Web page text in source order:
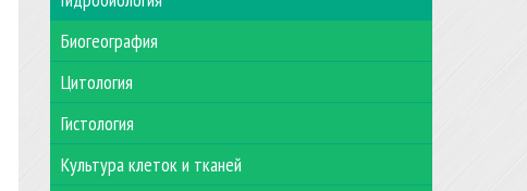
Биогеография
Цитология
Гистология
Культура клеток и тканей